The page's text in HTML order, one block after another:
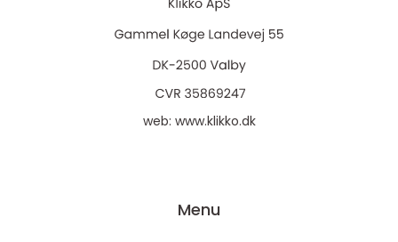
web: www.klikko.dk
Menu